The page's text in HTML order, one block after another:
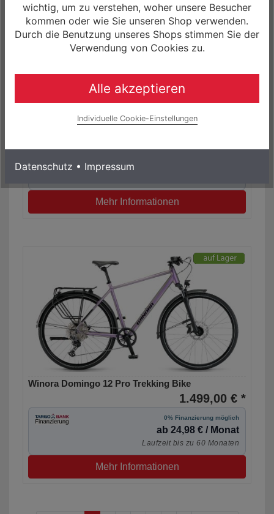
Winora Domingo X12 Pro Trekking Bike
Mehr Informationen
Winora Domingo 12 Pro Trekking Bike
1.499,00 € *
0% Finanzierung möglich
ab 24,98 € / Monat
Laufzeit bis zu 60 Monaten
Mehr Informationen
wichtig, um zu verstehen, woher unsere Besucher
kommen oder wie Sie unseren Shop verwenden.
Durch die Benutzung unseres Shops stimmen Sie der
Verwendung von Cookies zu.
Alle akzeptieren
Individuelle Cookie-Einstellungen
Datenschutz • Impressum